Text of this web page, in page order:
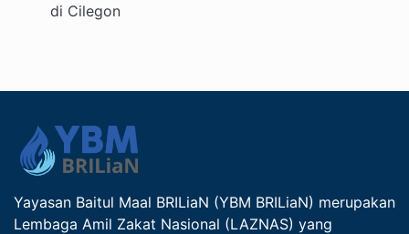
di Cilegon
Yayasan Baitul Maal BRILiaN (YBM BRILiaN) merupakan
Lembaga Amil Zakat Nasional (LAZNAS) yang